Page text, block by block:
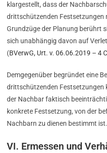
klargestellt, dass der
drittschützenden Festsetzungen
Grundzüge der Planung berührt
sich unabhängig davon auf
(BVerwG, Urt. v. 06.06.2019 – 4
Demgegenüber begründet eine
drittschützenden Festsetzungen
der Nachbar faktisch
konkrete Festsetzung, von der
Nachbarn zu dienen bestimmt ist.
VI. Ermessen und